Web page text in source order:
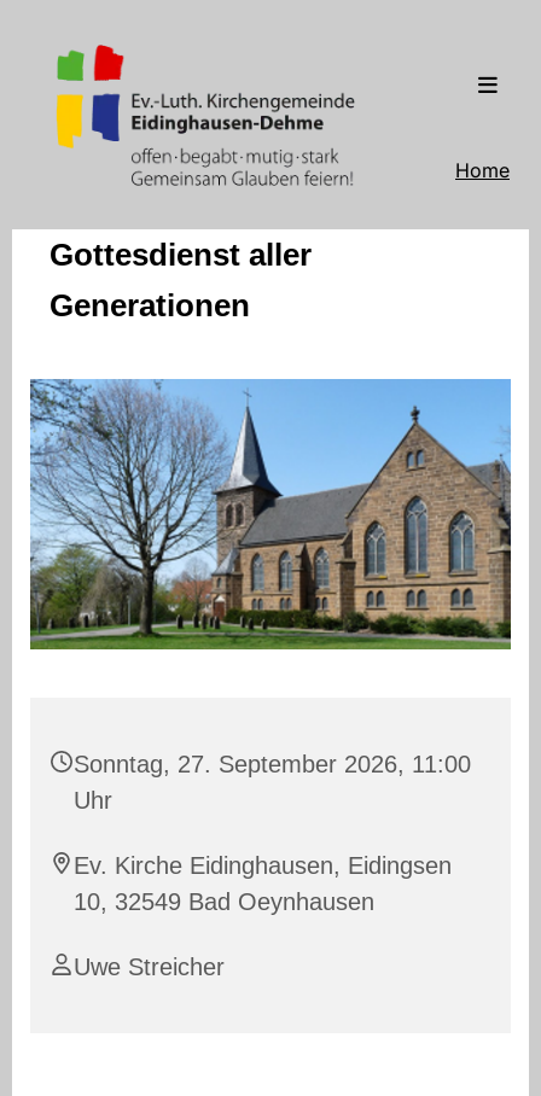
Home
Gottesdienst aller
Generationen
Sonntag, 27. September 2026, 11:00
Uhr
Ev. Kirche Eidinghausen, Eidingsen
10, 32549 Bad Oeynhausen
Uwe Streicher